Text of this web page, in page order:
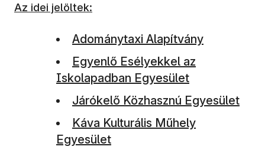
Az idei jelöltek:
(új ablakban nyílik meg)
Adománytaxi Alapítvány
(új ablakban nyílik meg)
Egyenlő Esélyekkel az
Iskolapadban Egyesület
(új ablakban nyílik meg)
Járókelő Közhasznú Egyesület
(új ablakban nyílik meg)
Káva Kulturális Műhely
Egyesület